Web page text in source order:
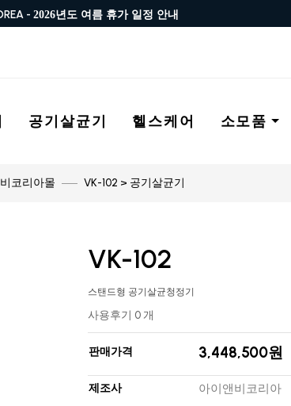
- 2026년도 여름 휴가 일정 안내
공기살균기 헬스케어 소모품
코리아몰 VK-102 > 공기살균기
VK-102
스탠드형 공기살균청정기
사용후기 0 개
판매가격 3,448,500원
제조사 아이앤비코리아